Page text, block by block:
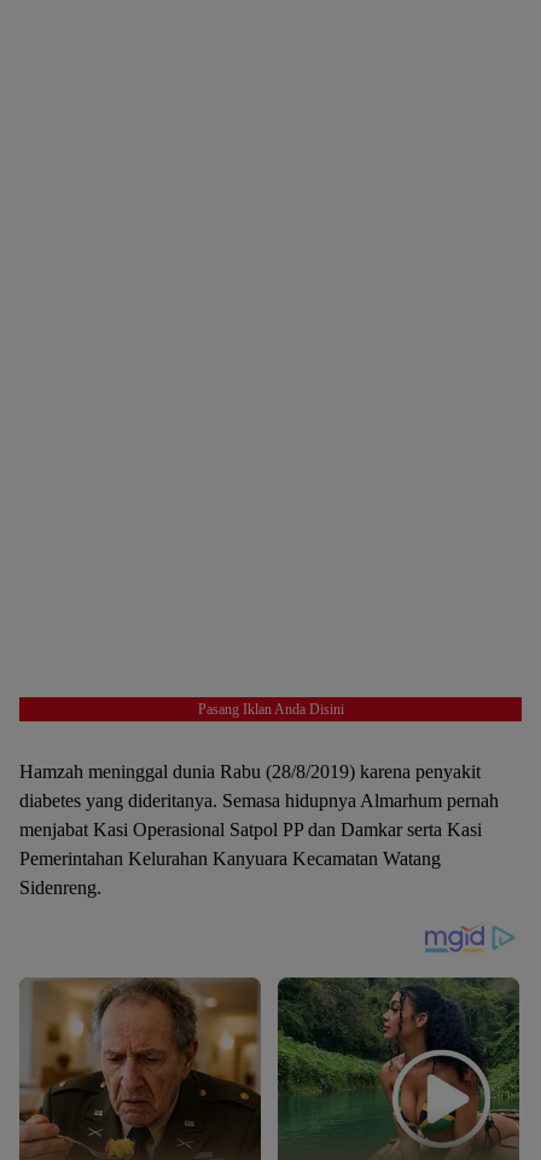
Pasang Iklan Anda Disini
Hamzah meninggal dunia Rabu (28/8/2019) karena penyakit
diabetes yang dideritanya. Semasa hidupnya Almarhum pernah
menjabat Kasi Operasional Satpol PP dan Damkar serta Kasi
Pemerintahan Kelurahan Kanyuara Kecamatan Watang
Sidenreng.